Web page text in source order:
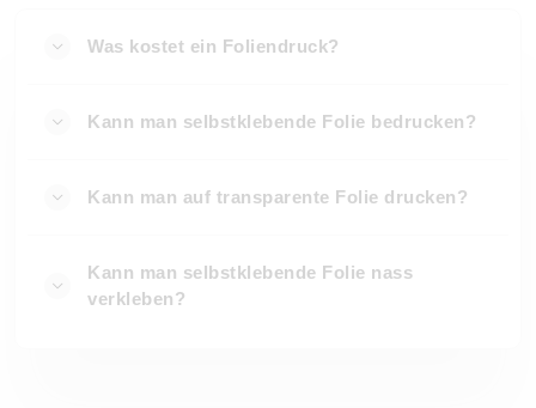
Was kostet ein Foliendruck?
Kann man selbstklebende Folie bedrucken?
Kann man auf transparente Folie drucken?
Kann man selbstklebende Folie nass
verkleben?